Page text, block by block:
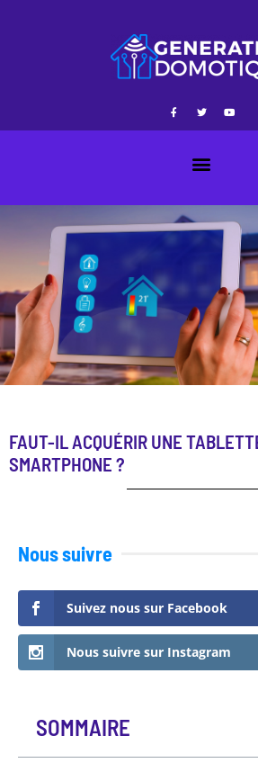
FAUT-IL ACQUÉRIR UNE
SMARTPHONE ?
Nous suivre
Suivez nous sur Facebook
Nous suivre sur Instagram
SOMMAIRE